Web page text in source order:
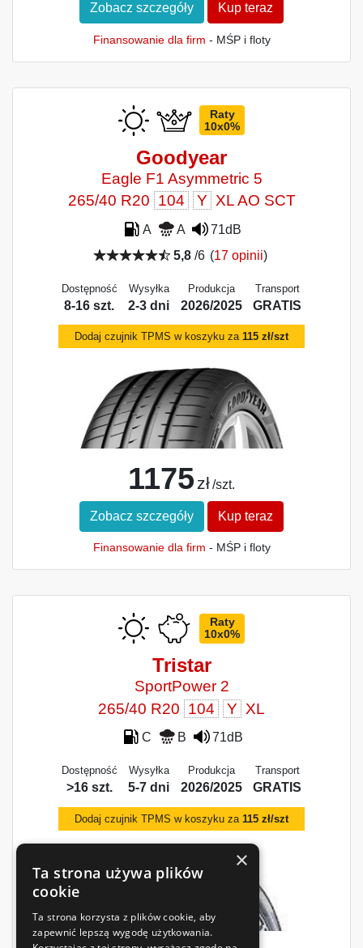
Zobacz szczegóły Kup teraz
Finansowanie dla firm - MŚP i floty
Raty
10x0%
Goodyear
Eagle F1 Asymmetric 5
265/40 R20 104 Y XL AO SCT
A A
71dB
5,8/6 (17 opinii)
Dostępność
8-16 szt.
Wysyłka
2-3 dni
Produkcja
2026/2025
Transport
GRATIS
Dodaj czujnik TPMS w koszyku za 115 zł/szt
1175 zł/szt.
Zobacz szczegóły Kup teraz
Finansowanie dla firm - MŚP i floty
Raty
10x0%
Tristar
SportPower 2
265/40 R20 104 Y XL
C B 71dB
Dostępność
>16 szt.
Wysyłka
5-7 dni
Produkcja
2026/2025
Transport
GRATIS
Dodaj czujnik TPMS w koszyku za 115 zł/szt
×
Ta strona używa plików
cookie
Ta strona korzysta z plików cookie, aby
zapewnić lepszą wygodę użytkowania.